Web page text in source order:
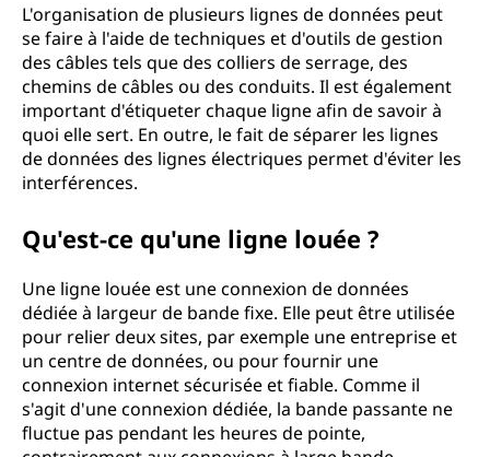
L'organisation de plusieurs lignes de données peut
se faire à l'aide de techniques et d'outils de gestion
des câbles tels que des colliers de serrage, des
chemins de câbles ou des conduits. Il est également
important d'étiqueter chaque ligne afin de savoir à
quoi elle sert. En outre, le fait de séparer les lignes
de données des lignes électriques permet d'éviter les
interférences.
Qu'est-ce qu'une ligne louée ?
Une ligne louée est une connexion de données
dédiée à largeur de bande fixe. Elle peut être utilisée
pour relier deux sites, par exemple une entreprise et
un centre de données, ou pour fournir une
connexion internet sécurisée et fiable. Comme il
s'agit d'une connexion dédiée, la bande passante ne
fluctue pas pendant les heures de pointe,